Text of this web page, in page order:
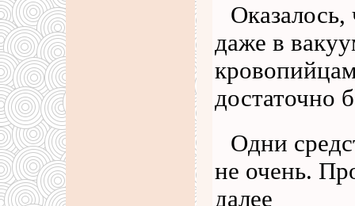
даже в
достаточно
Одни
не очень.
далее